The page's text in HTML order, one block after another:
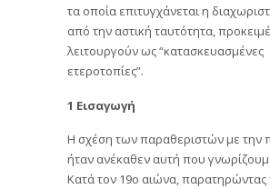
τα οποία επιτυγχάνεται η
από την αστική ταυτότητα,
λειτουργούν ως “κατασκευασμένες
ετεροτοπίες”.
1 Εισαγωγή
Η σχέση των παραθεριστών με την
ήταν ανέκαθεν αυτή που
Κατά τον 19ο αιώνα, παρατηρώντας